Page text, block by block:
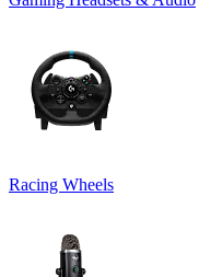
Racing Wheels